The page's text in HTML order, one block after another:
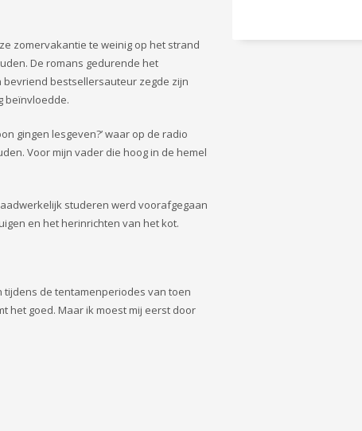
zomervakantie te weinig op het strand
De romans gedurende het
bestsellersauteur zegde zijn
beïnvloedde.
gingen lesgeven?’ waar op de radio
Voor mijn vader die hoog in de hemel
studeren werd voorafgegaan
en het herinrichten van het kot.
tijdens de tentamenperiodes van toen
het goed. Maar ik moest mij eerst door